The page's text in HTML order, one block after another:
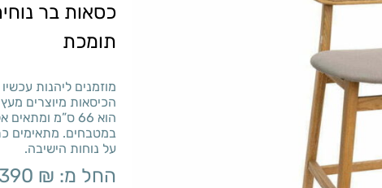
כסאות בר
תומכת
מוזמנים ליהנות
הכיסאות מיוצרים
הוא 66 ס”מ
במטבחים. מתאימים
על נוחות הישיבה.
החל מ: ₪